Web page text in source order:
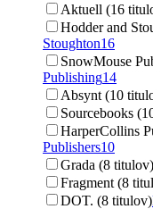
Aktuell (16
Hodder and
Stoughton16
SnowMouse
Publishing14
Absynt (10
Sourcebooks
HarperCollins
Publishers10
Grada (8 titulov)
Fragment (8
DOT. (8 titulov)